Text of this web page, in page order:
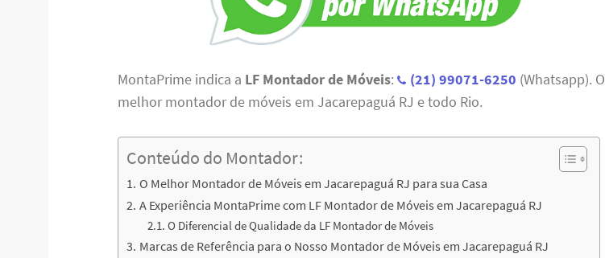
MontaPrime indica a LF Montador de Móveis: (21) 99071-6250 (Whatsapp). O
melhor montador de móveis em Jacarepaguá RJ e todo Rio.
Conteúdo do Montador:
O Melhor Montador de Móveis em Jacarepaguá RJ para sua Casa
A Experiência MontaPrime com LF Montador de Móveis em Jacarepaguá RJ
O Diferencial de Qualidade da LF Montador de Móveis
Marcas de Referência para o Nosso Montador de Móveis em Jacarepaguá RJ